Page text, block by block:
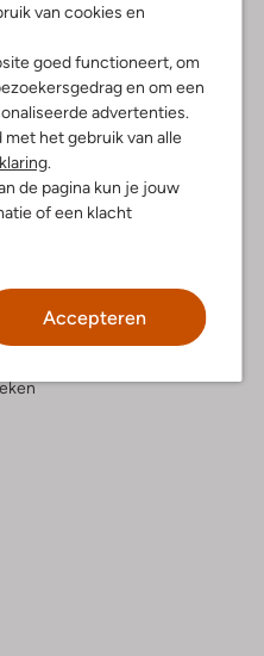
van cookies en
goed functioneert, om
en om een
advertenties.
het gebruik van alle
.
de pagina kun je jouw
of een klacht
Accepteren
wassen op 30 °C
in de schaduw drogen